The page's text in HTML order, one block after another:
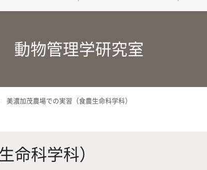
教育理念・教育目標
専門的能力の要素」「達成すべき
準」「評価方法」
学科の教
附属施
学科 生物圏環境学科
連合獣医学研究科（博士課程）
動物管理学研究室
美濃加茂農場での実習（食農生命科学科）
命科学科）